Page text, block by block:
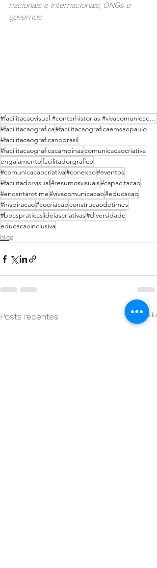
nacionais e internacionais, ONGs e
governos.
#facilitacaovisual #contarhistorias #vivacomunicacaocriativa #comunicacaocriativa #painelvisual #ano
#facilitacaografica#facilitacaograficaemsaopaulo
#facilitacaograficanobrasil
#facilitacaograficacampinascomunicacaocriativa
engajamentofacilitadorgrafico
#comunicacaocriativa#conexao#eventos
#facilitadorvisual#resumosvisuais#capacitacao
#encantarotime#vivacomunicacao#educacao
#inspiracao#cocriacaoconstrucaodetimes
#boaspraticasideiascriativas#diversidade
educacaoinclusiva
blog
Posts recentes Ver tudo